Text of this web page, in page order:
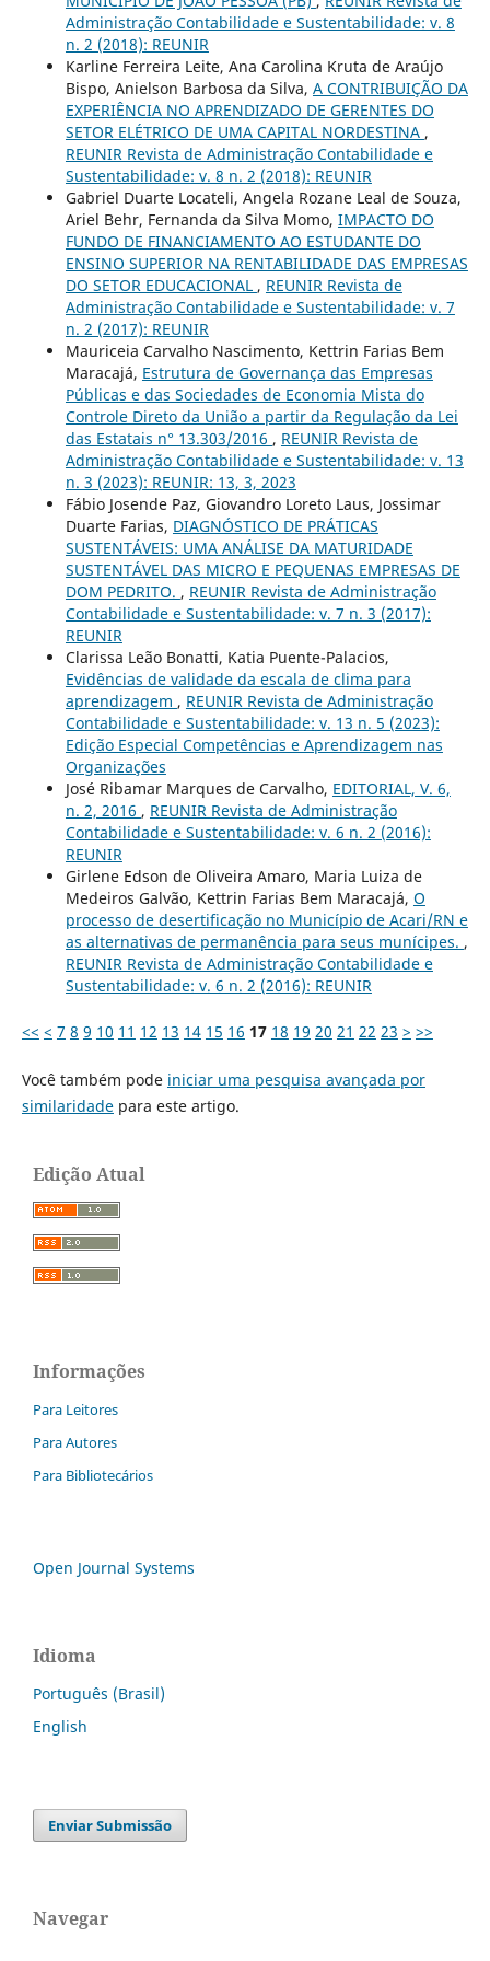
Administração Contabilidade e Sustentabilidade: v. 8
n. 2 (2018): REUNIR
Karline Ferreira Leite, Ana Carolina Kruta de Araújo
Bispo, Anielson Barbosa da Silva, A CONTRIBUIÇÃO DA
EXPERIÊNCIA NO APRENDIZADO DE GERENTES DO
SETOR ELÉTRICO DE UMA CAPITAL NORDESTINA ,
REUNIR Revista de Administração Contabilidade e
Sustentabilidade: v. 8 n. 2 (2018): REUNIR
Gabriel Duarte Locateli, Angela Rozane Leal de Souza,
Ariel Behr, Fernanda da Silva Momo, IMPACTO DO
FUNDO DE FINANCIAMENTO AO ESTUDANTE DO
ENSINO SUPERIOR NA RENTABILIDADE DAS EMPRESAS
DO SETOR EDUCACIONAL , REUNIR Revista de
Administração Contabilidade e Sustentabilidade: v. 7
n. 2 (2017): REUNIR
Mauriceia Carvalho Nascimento, Kettrin Farias Bem
Maracajá, Estrutura de Governança das Empresas
Públicas e das Sociedades de Economia Mista do
Controle Direto da União a partir da Regulação da Lei
das Estatais n° 13.303/2016 , REUNIR Revista de
Administração Contabilidade e Sustentabilidade: v. 13
n. 3 (2023): REUNIR: 13, 3, 2023
Fábio Josende Paz, Giovandro Loreto Laus, Jossimar
Duarte Farias, DIAGNÓSTICO DE PRÁTICAS
SUSTENTÁVEIS: UMA ANÁLISE DA MATURIDADE
SUSTENTÁVEL DAS MICRO E PEQUENAS EMPRESAS DE
DOM PEDRITO. , REUNIR Revista de Administração
Contabilidade e Sustentabilidade: v. 7 n. 3 (2017):
REUNIR
Clarissa Leão Bonatti, Katia Puente-Palacios,
Evidências de validade da escala de clima para
aprendizagem , REUNIR Revista de Administração
Contabilidade e Sustentabilidade: v. 13 n. 5 (2023):
Edição Especial Competências e Aprendizagem nas
Organizações
José Ribamar Marques de Carvalho, EDITORIAL, V. 6,
n. 2, 2016 , REUNIR Revista de Administração
Contabilidade e Sustentabilidade: v. 6 n. 2 (2016):
REUNIR
Girlene Edson de Oliveira Amaro, Maria Luiza de
Medeiros Galvão, Kettrin Farias Bem Maracajá, O
processo de desertificação no Município de Acari/RN e
as alternativas de permanência para seus munícipes. ,
REUNIR Revista de Administração Contabilidade e
Sustentabilidade: v. 6 n. 2 (2016): REUNIR
<< < 7 8 9 10 11 12 13 14 15 16 17 18 19 20 21 22 23 > >>
Você também pode iniciar uma pesquisa avançada por
similaridadepara este artigo.
Edição Atual
Informações
Para Leitores
Para Autores
Para Bibliotecários
Open Journal Systems
Idioma
Português (Brasil)
English
Enviar Submissão
Navegar